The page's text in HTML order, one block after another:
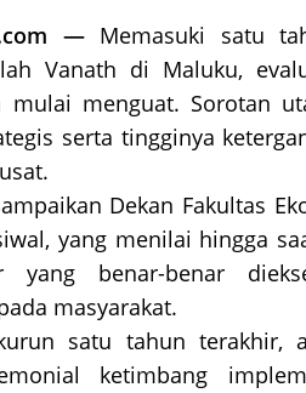
—Memasuki satu
Vanath di Maluku,
mulai menguat. Sorotan
serta tingginya
Dekan Fakultas
yang menilai hingga
yang benar-benar
masyarakat.
satu tahun terakhir,
ketimbang